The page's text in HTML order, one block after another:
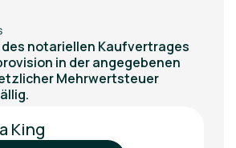
notariellen Kaufvertrages
in der angegebenen
Mehrwertsteuer
King